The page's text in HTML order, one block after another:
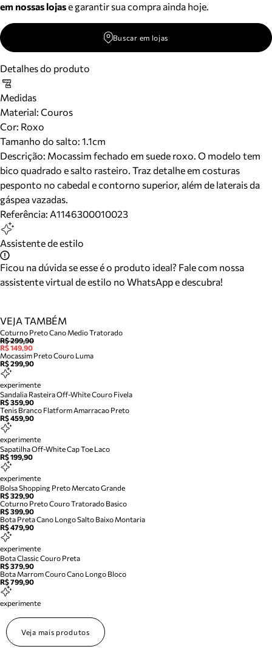
em nossas lojase garantir sua compra ainda hoje.
Buscar em lojas
Detalhes do produto
Medidas
Material: Couros
Cor: Roxo
Tamanho do salto: 1.1cm
Descrição: Mocassim fechado em suede roxo. O modelo tem
bico quadrado e salto rasteiro. Traz detalhe em costuras
pesponto no cabedal e contorno superior, além de laterais da
gáspea vazadas.
Referência: A1146300010023
Assistente de estilo
Ficou na dúvida se esse é o produto ideal? Fale com nossa
assistente virtual de estilo no WhatsApp e descubra!
VEJA TAMBÉM
Coturno Preto Cano Medio Tratorado
R$ 299,90
R$ 149,90
Mocassim Preto Couro Luma
R$ 299,90
experimente
Sandalia Rasteira Off-White Couro Fivela
R$ 359,90
Tenis Branco Flatform Amarracao Preto
R$ 459,90
experimente
Sapatilha Off-White Cap Toe Laco
R$ 199,90
experimente
Bolsa Shopping Preto Mercato Grande
R$ 329,90
Coturno Preto Couro Tratorado Basico
R$ 399,90
Bota Preta Cano Longo Salto Baixo Montaria
R$ 479,90
experimente
Bota Classic Couro Preta
R$ 379,90
Bota Marrom Couro Cano Longo Bloco
R$ 799,90
experimente
Veja mais produtos